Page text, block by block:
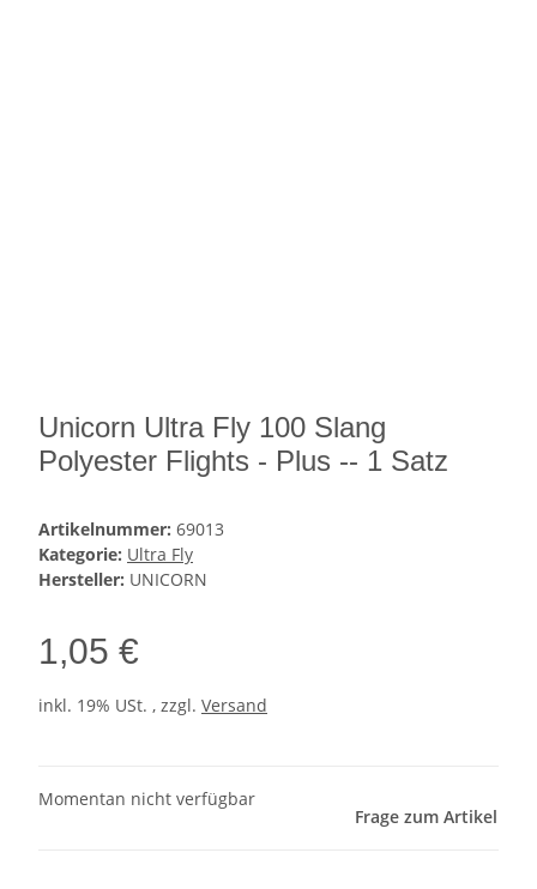
Unicorn Ultra Fly 100 Slang
Polyester Flights - Plus -- 1 Satz
Artikelnummer: 69013
Kategorie: Ultra Fly
Hersteller: UNICORN
1,05 €
inkl. 19% USt. , zzgl. Versand
Momentan nicht verfügbar
Frage zum Artikel